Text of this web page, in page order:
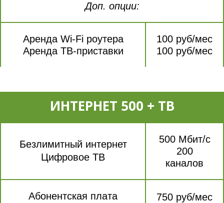
Доп. опции:
Аренда Wi-Fi роутера
Аренда ТВ-приставки
100 руб/мес
100 руб/мес
ИНТЕРНЕТ 500 + ТВ
Безлимитный интернет
Цифровое ТВ
500 Мбит/с
200
каналов
Абонентская плата
750 руб/мес